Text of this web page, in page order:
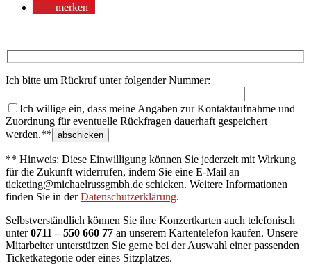
merken
Ich bitte um Rückruf unter folgender Nummer:
Ich willige ein, dass meine Angaben zur Kontaktaufnahme und
Zuordnung für eventuelle Rückfragen dauerhaft gespeichert
werden.**
** Hinweis: Diese Einwilligung können Sie jederzeit mit Wirkung
für die Zukunft widerrufen, indem Sie eine E-Mail an
ticketing@michaelrussgmbh.de schicken. Weitere Informationen
finden Sie in derDatenschutzerklärung.
Selbstverständlich können Sie ihre Konzertkarten auch telefonisch
unter0711 – 550 660 77 an unserem Kartentelefon kaufen. Unsere
Mitarbeiter unterstützen Sie gerne bei der Auswahl einer passenden
Ticketkategorie oder eines Sitzplatzes.